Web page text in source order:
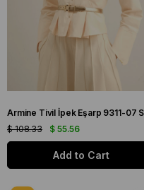
$ 55.56
$ 108.33
Add to Cart